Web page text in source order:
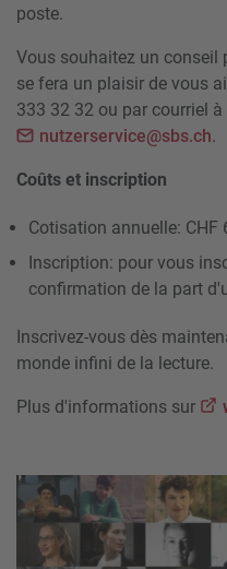
poste.
Vous souhaitez un conseil
se fera un plaisir de vous
333 32 32 ou par courriel à
nutzerservice@sbs.ch.
Coûts et inscription
Cotisation annuelle: CHF
Inscription: pour vous
confirmation de la part
Inscrivez-vous dès
monde infini de la lecture.
Plus d'informations sur